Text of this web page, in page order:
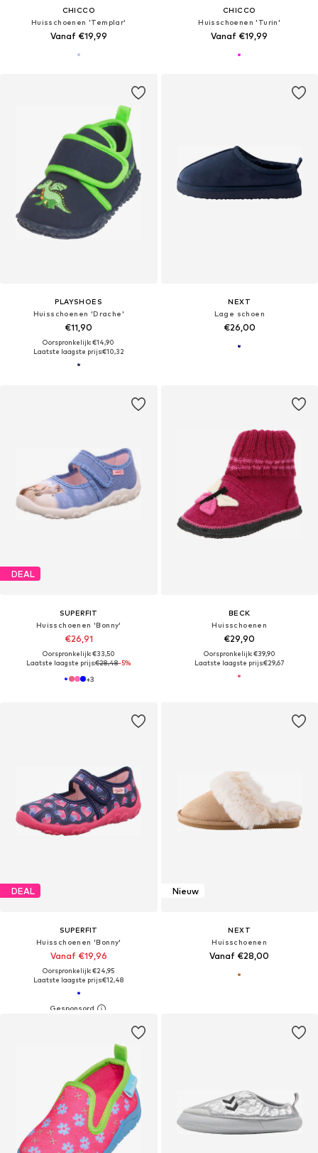
CHICCO
Huisschoenen 'Templar'
Vanaf €19,99
CHICCO
Huisschoenen 'Turin'
Vanaf €19,99
PLAYSHOES
Huisschoenen 'Drache'
€11,90
Oorspronkelijk: €14,90
Laatste laagste prijs:€10,32
NEXT
Lage schoen
€26,00
DEAL
SUPERFIT
Huisschoenen 'Bonny'
€26,91
Oorspronkelijk: €33,50
Laatste laagste prijs:€28,48-5%
+3
BECK
Huisschoenen
€29,90
Oorspronkelijk: €39,90
Laatste laagste prijs:€29,67
DEAL
SUPERFIT
Huisschoenen 'Bonny'
Vanaf €19,96
Oorspronkelijk: €24,95
Laatste laagste prijs:€12,48
Nieuw
NEXT
Huisschoenen
Vanaf €28,00